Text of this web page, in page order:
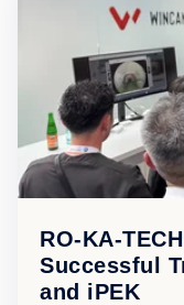
RO-KA-
Successful
and iPEK